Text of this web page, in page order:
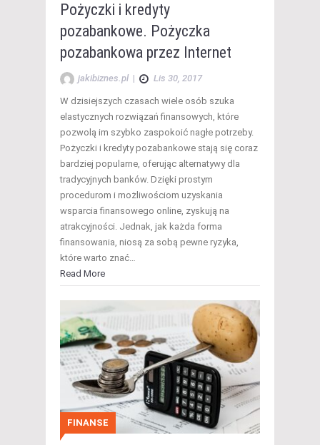
Pożyczki i kredyty
pozabankowe. Pożyczka
pozabankowa przez Internet
jakibiznes.pl | Lis 30, 2017
W dzisiejszych czasach wiele osób szuka
elastycznych rozwiązań finansowych, które
pozwolą im szybko zaspokoić nagłe potrzeby.
Pożyczki i kredyty pozabankowe stają się coraz
bardziej popularne, oferując alternatywy dla
tradycyjnych banków. Dzięki prostym
procedurom i możliwościom uzyskania
wsparcia finansowego online, zyskują na
atrakcyjności. Jednak, jak każda forma
finansowania, niosą za sobą pewne ryzyka,
które warto znać…
Read More
FINANSE